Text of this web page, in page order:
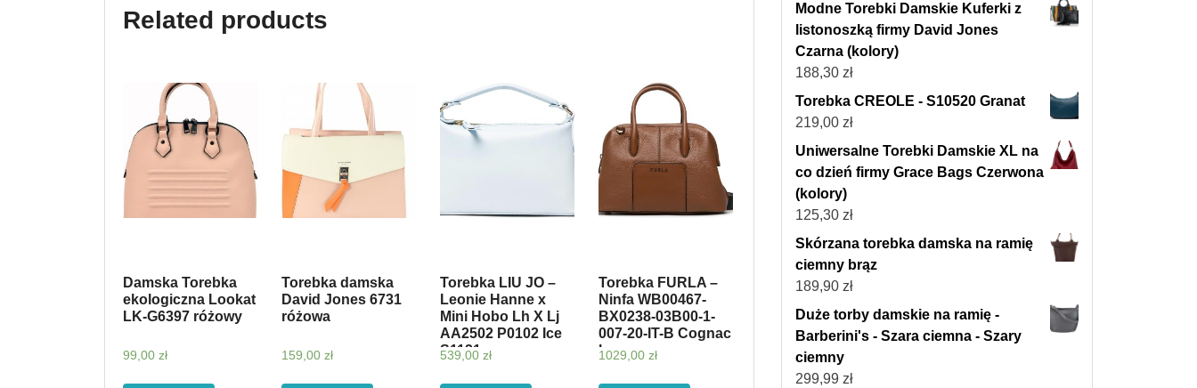
Related products
Damska Torebka
ekologiczna Lookat
LK-G6397 różowy
99,00 zł
Torebka damska
David Jones 6731
różowa
159,00 zł
Torebka LIU JO –
Leonie Hanne x
Mini Hobo Lh X Lj
AA2502 P0102 Ice
S1121
539,00 zł
Torebka FURLA –
Ninfa WB00467-
BX0238-03B00-1-
007-20-IT-B Cognac
h
1029,00 zł
Modne Torebki Damskie Kuferki z
listonoszką firmy David Jones
Czarna (kolory)
188,30 zł
Torebka CREOLE - S10520 Granat
219,00 zł
Uniwersalne Torebki Damskie XL na
co dzień firmy Grace Bags Czerwona
(kolory)
125,30 zł
Skórzana torebka damska na ramię
ciemny brąz
189,90 zł
Duże torby damskie na ramię -
Barberini's - Szara ciemna - Szary
ciemny
299,99 zł